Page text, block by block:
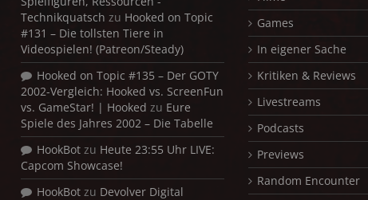
Technikquatsch zu Hooked on Topic
#131 – Die tollsten Tiere in
Videospielen! (Patreon/Steady)
Hooked on Topic #135 – Der GOTY
2002-Vergleich: Hooked vs. ScreenFun
vs. GameStar! | Hooked zu Eure
Spiele des Jahres 2002 – Die Tabelle
HookBot zu Heute 23:55 Uhr LIVE:
Capcom Showcase!
HookBot zu Devolver Digital
Games
In eigener Sache
Kritiken & Reviews
Livestreams
Podcasts
Previews
Random Encounter